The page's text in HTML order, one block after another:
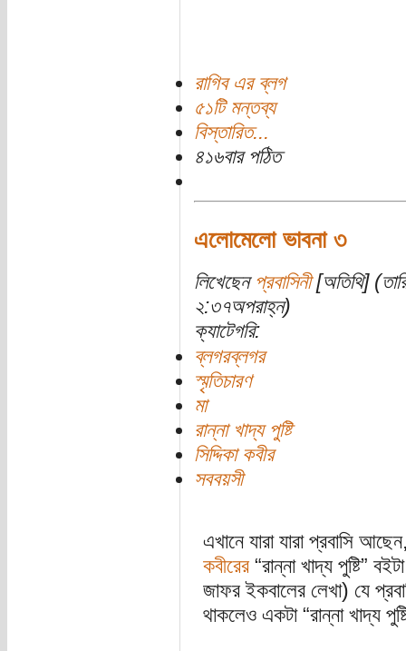
রাগিব এর ব্লগ
৫১টি মন্তব্য
বিস্তারিত...
৪১৬বার পঠিত
এলোমেলো ভাবনা ৩
লিখেছেন প্রবাসিনী[অতিথি]
২:৩৭অপরাহ্ন)
ক্যাটেগরি:
ব্লগরব্লগর
স্মৃতিচারণ
মা
রান্না খাদ্য পুষ্টি
সিদ্দিকা কবীর
সববয়সী
এখানে যারা যারা প্রবাসি
কবীরের“রান্না খাদ্য পুষ্টি”
জাফর ইকবালের লেখা) যে
থাকলেও একটা “রান্না খাদ্য